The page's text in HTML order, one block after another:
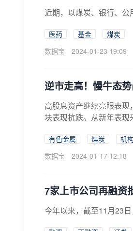
近期，以煤炭、银行、
医药 基金
煤炭
数据宝
2024-01-23 19:09
逆市走高！慢牛态
高股息资产继续亮眼表
块表现抗跌。从新年表
有色金属 煤炭
机
数据宝
2024-01-17 12:18
7家上市公司再融资
今年以来，截至11月23